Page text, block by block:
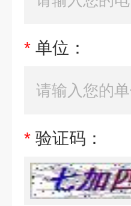
* 单位：
* 验证码：